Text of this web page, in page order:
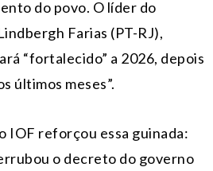
do povo. O líder do
Farias (PT-RJ),
“fortalecido” a 2026, depois
últimos meses”.
IOF reforçou essa guinada:
o decreto do governo